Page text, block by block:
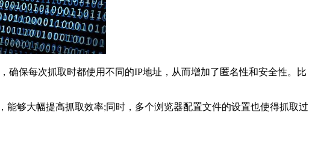
保每次抓取时都使用不同的IP地址，从而增加了匿名性和安全性。比
够大幅提高抓取效率;同时，多个浏览器配置文件的设置也使得抓取过